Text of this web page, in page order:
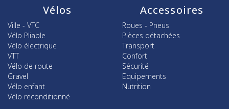
Vélos
Ville - VTC
Vélo Pliable
Vélo électrique
VTT
Vélo de route
Gravel
Vélo enfant
Vélo reconditionné
Accessoires
Roues - Pneus
Pièces détachées
Transport
Confort
Sécurité
Equipements
Nutrition